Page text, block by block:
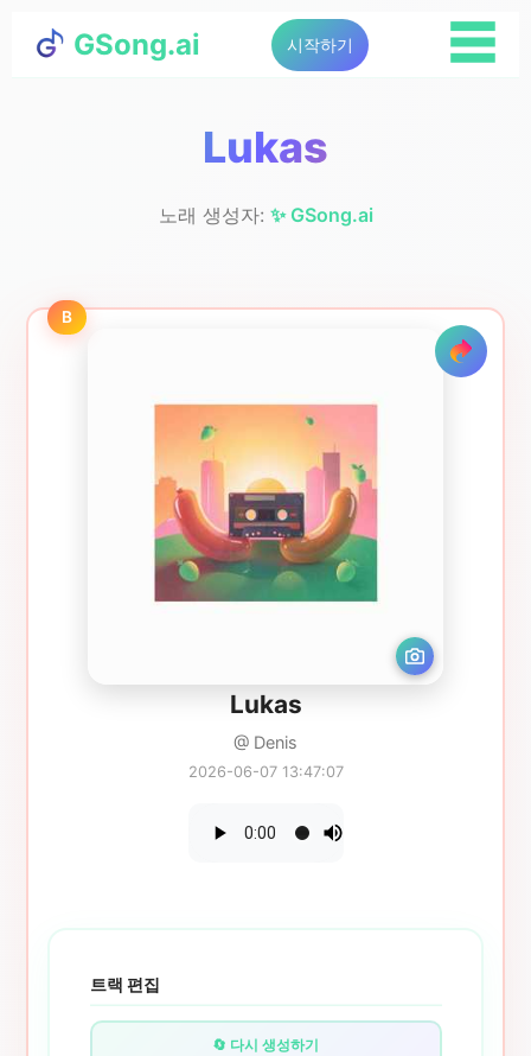
GSong.ai 시작하기
☰
Lukas
노래 생성자: ✨ GSong.ai
B
Lukas
@ Denis
2026-06-07 13:47:07
트랙 편집
🔄 다시 생성하기